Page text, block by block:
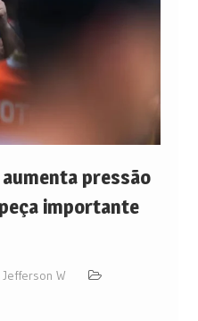
pressão
importante
Jefferson W